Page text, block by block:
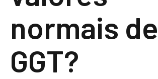
normais de
GGT?